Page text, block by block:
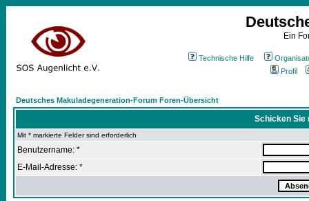
Ein
Technische Hilfe
Profil
Deutsches Makuladegeneration-Forum Foren-Übersicht
Schicken Sie
Mit * markierte Felder sind erforderlich
Benutzername: *
E-Mail-Adresse: *